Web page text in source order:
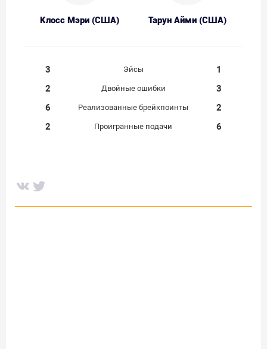
Клосс Мэри (США) Тарун Айми (США)
3 Эйсы
1
2
Двойные ошибки
3
6
Реализованные брейкпоинты
2
2
Проигранные подачи 6